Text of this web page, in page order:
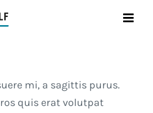
mi, a sagittis purus.
quis erat volutpat